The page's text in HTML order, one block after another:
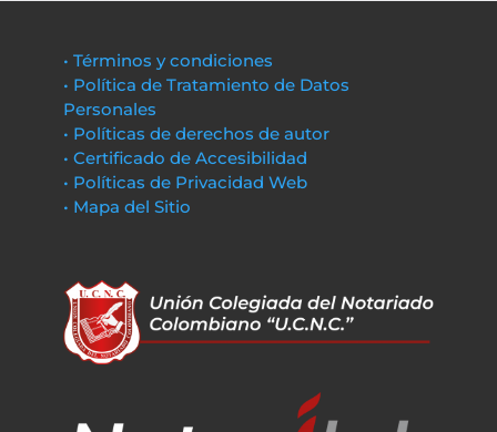
• Términos y condiciones
• Política de Tratamiento de Datos
Personales
• Políticas de derechos de autor
• Certificado de Accesibilidad
• Políticas de Privacidad Web
• Mapa del Sitio